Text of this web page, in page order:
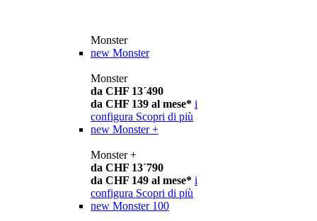
Monster
new Monster
Monster
da CHF 13´490
da CHF 139 al mese* i
configura Scopri di più
new Monster +
Monster +
da CHF 13´790
da CHF 149 al mese* i
configura Scopri di più
new Monster 100